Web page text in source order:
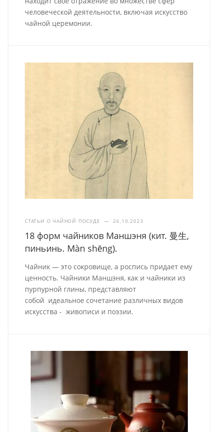
человеческой деятельности, включая искусство
чайной церемонии.
СТАТЬИ О ЧАЙНОЙ ПОСУДЕ — 26.10.2023
18 форм чайников Маншэня (кит. 曼生,
пиньинь. Màn shēng).
Чайник — это сокровище, а роспись придает ему
ценность. Чайники Маншэня, как и чайники из
пурпурной глины, представляют
собой идеальное сочетание различных видов
искусства - живописи и поэзии.